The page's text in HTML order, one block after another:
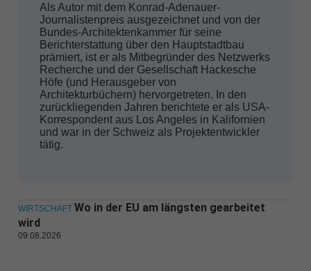
Als Autor mit dem Konrad-Adenauer-
Journalistenpreis ausgezeichnet und von der
Bundes-Architektenkammer für seine
Berichterstattung über den Hauptstadtbau
prämiert, ist er als Mitbegründer des Netzwerks
Recherche und der Gesellschaft Hackesche
Höfe (und Herausgeber von
Architekturbüchern) hervorgetreten. In den
zurückliegenden Jahren berichtete er als USA-
Korrespondent aus Los Angeles in Kalifornien
und war in der Schweiz als Projektentwickler
tätig.
WIRTSCHAFT Wo in der EU am längsten gearbeitet
wird
09.08.2026